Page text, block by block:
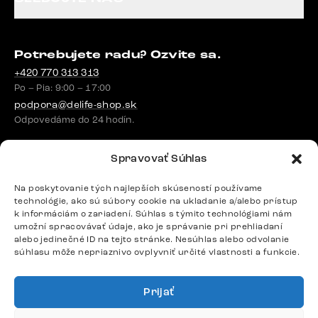
Spravovať Súhlas
Na poskytovanie tých najlepších skúseností používame
technológie, ako sú súbory cookie na ukladanie a/alebo prístup
k informáciám o zariadení. Súhlas s týmito technológiami nám
umožní spracovávať údaje, ako je správanie pri prehliadaní
alebo jedinečné ID na tejto stránke. Nesúhlas alebo odvolanie
súhlasu môže nepriaznivo ovplyvniť určité vlastnosti a funkcie.
Prijať
Potrebujete radu? Ozvite sa.
+420 770 313 313
Po – Pia: 9:00 – 17:00
podpora@delife-shop.sk
Odpovedáme do 24 hodín.
4,8
Platby